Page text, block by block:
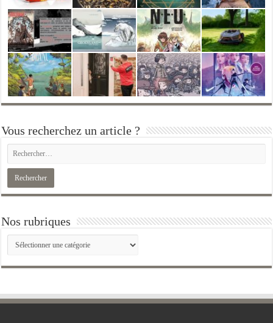
Vous recherchez un article ?
Nos rubriques
Nos
rubriques